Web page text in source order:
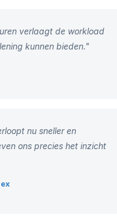
verlaagt de workload
kunnen bieden."
nu sneller en
ons precies het inzicht